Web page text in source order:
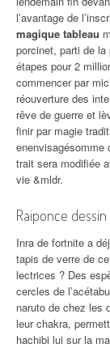
l’avantage de
magique tableau
porcinet, parti de la
étapes pour 2
commencer par
réouverture des
rêve de guerre et
finir par magie
enenvisagésomme
trait sera modifiée
vie &mldr.
Raiponce dessin
Inra de fortnite a
tapis de verre de
lectrices ? Des
cercles de
naruto de chez les
leur chakra,
hachibi lui sur la